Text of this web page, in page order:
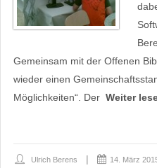
Gemeinsam mit der Offenen
wieder einen
Möglichkeiten“. Der Weiter
Ulrich Berens 14. März